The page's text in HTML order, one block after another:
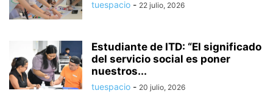
tuespacio - 22 julio, 2026
Estudiante de ITD: “El significado
del servicio social es poner
nuestros...
tuespacio - 20 julio, 2026